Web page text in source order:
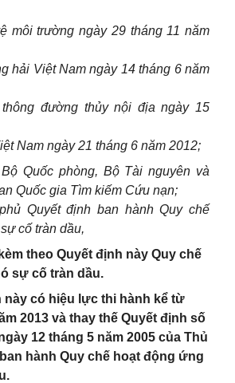
môi trường ngày 29 tháng 11 năm
hải Việt Nam ngày 14 tháng 6 năm
đường thủy nội địa ngày 15
Nam ngày 21 tháng 6 năm 2012;
Quốc phòng, Bộ Tài nguyên và
Quốc gia Tìm kiếm Cứu nạn;
Quyết định ban hành Quy chế
cố tràn dầu,
theo Quyết định này Quy chế
sự cố tràn dầu.
này có hiệu lực thi hành kể từ
2013 và thay thế Quyết định số
12 tháng 5 năm 2005 của Thủ
hành Quy chế hoạt động ứng